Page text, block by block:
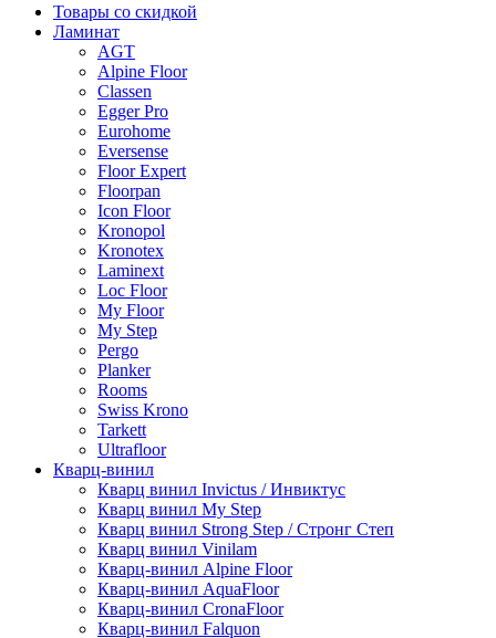
Товары со скидкой
Ламинат
AGT
Alpine Floor
Classen
Egger Pro
Eurohome
Eversense
Floor Expert
Floorpan
Icon Floor
Kronopol
Kronotex
Laminext
Loc Floor
My Floor
My Step
Pergo
Planker
Rooms
Swiss Krono
Tarkett
Ultrafloor
Кварц-винил
Кварц винил Invictus / Инвиктус
Кварц винил My Step
Кварц винил Strong Step / Стронг Степ
Кварц винил Vinilam
Кварц-винил Alpine Floor
Кварц-винил AquaFloor
Кварц-винил CronaFloor
Кварц-винил Falquon